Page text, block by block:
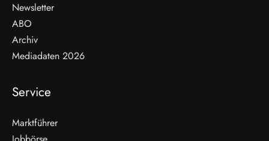
Newsletter
ABO
Archiv
Mediadaten 2026
Service
Marktführer